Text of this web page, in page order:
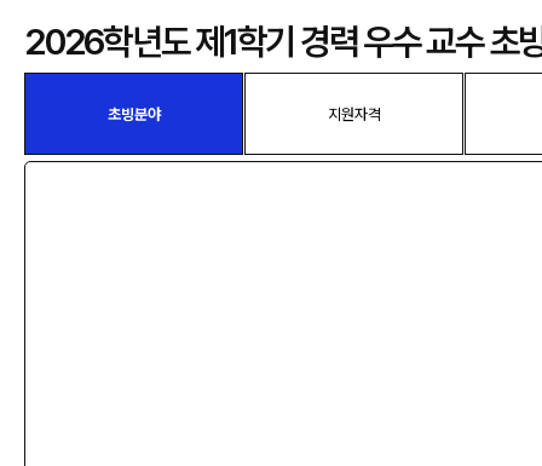
2026학년도 제1학기 경력 우수 교수
초빙분야 지원자격